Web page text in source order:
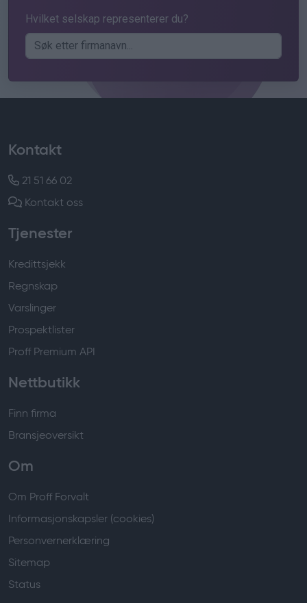
Hvilket selskap representerer du?
Kontakt
21 51 66 02
Kontakt oss
Tjenester
Kredittsjekk
Regnskap
Varslinger
Prospektlister
Proff Premium API
Nettbutikk
Finn firma
Bransjeoversikt
Om
Om Proff Forvalt
Informasjonskapsler (cookies)
Personvernerklæring
Sitemap
Status